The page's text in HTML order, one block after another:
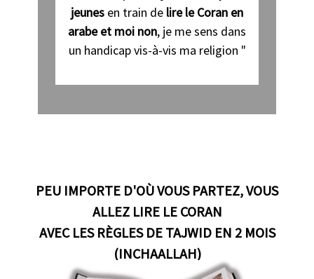
jeunes en train de lire le Coran en
arabe et moi non, je me sens dans
un handicap vis-à-vis ma religion "
PEU IMPORTE D'OÙ VOUS PARTEZ, VOUS
ALLEZ LIRE LE CORAN
AVEC LES RÈGLES DE TAJWID EN 2 MOIS
(INCHAALLAH)